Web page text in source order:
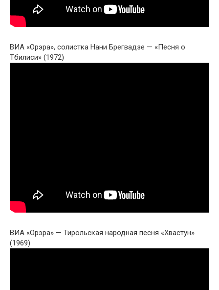
ВИА «Орэра», солистка Нани Брегвадзе — «Песня о
Тбилиси» (1972)
ВИА «Орэра» — Тирольская народная песня «Хвастун»
(1969)